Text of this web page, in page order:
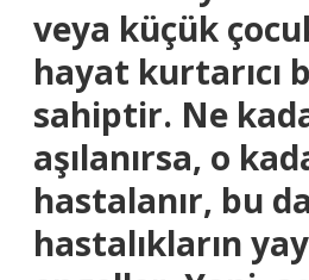
veya küçük
hayat kurtarıcı
sahiptir. Ne
aşılanırsa, o
hastalanır, bu da
hastalıkların